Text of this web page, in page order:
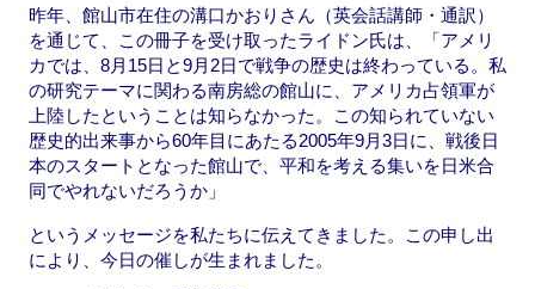
昨年、館山市在住の溝口かおりさん（英会話講師・通訳）
を通じて、この冊子を受け取ったライドン氏は、「アメリ
カでは、8月15日と9月2日で戦争の歴史は終わっている。私
の研究テーマに関わる南房総の館山に、アメリカ占領軍が
上陸したということは知らなかった。この知られていない
歴史的出来事から60年目にあたる2005年9月3日に、戦後日
本のスタートとなった館山で、平和を考える集いを日米合
同でやれないだろうか」
というメッセージを私たちに伝えてきました。この申し出
により、今日の催しが生まれました。